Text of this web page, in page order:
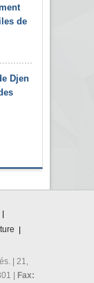
de
Djen
| 21,
| Fax: